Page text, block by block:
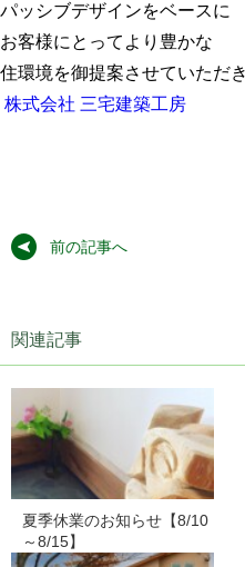
パッシブデザインをベースに
お客様にとってより豊かな
住環境を御提案させていただき
株式会社 三宅建築工房
前の記事へ
関連記事
夏季休業のお知らせ【8/10
～8/15】